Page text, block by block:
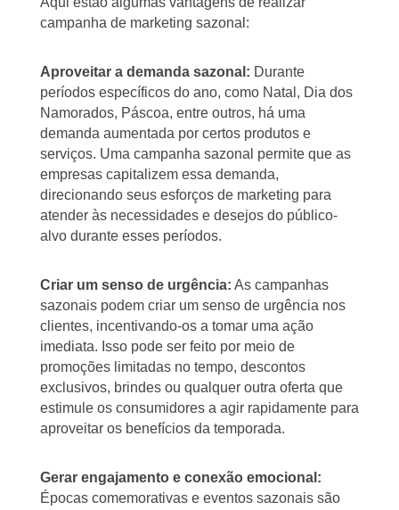
campanha de marketing sazonal:
Aproveitar a demanda sazonal: Durante
períodos específicos do ano, como Natal, Dia dos
Namorados, Páscoa, entre outros, há uma
demanda aumentada por certos produtos e
serviços. Uma campanha sazonal permite que as
empresas capitalizem essa demanda,
direcionando seus esforços de marketing para
atender às necessidades e desejos do público-
alvo durante esses períodos.
Criar um senso de urgência: As campanhas
sazonais podem criar um senso de urgência nos
clientes, incentivando-os a tomar uma ação
imediata. Isso pode ser feito por meio de
promoções limitadas no tempo, descontos
exclusivos, brindes ou qualquer outra oferta que
estimule os consumidores a agir rapidamente para
aproveitar os benefícios da temporada.
Gerar engajamento e conexão emocional:
Épocas comemorativas e eventos sazonais são